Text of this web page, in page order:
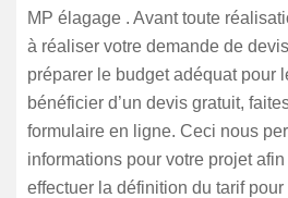
MP élagage . Avant toute
à réaliser votre demande de
préparer le budget adéquat pour
bénéficier d’un devis gratuit,
formulaire en ligne. Ceci nous
informations pour votre projet
effectuer la définition du tarif